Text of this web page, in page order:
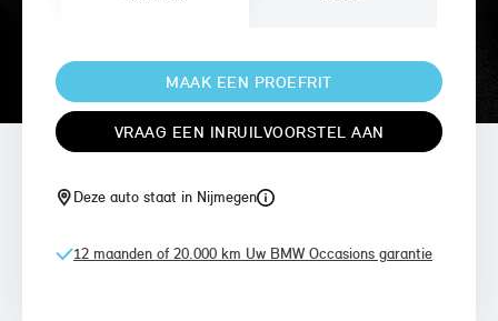
MAAK EEN PROEFRIT
VRAAG EEN INRUILVOORSTEL AAN
Deze auto staat in Nijmegen
12 maanden of 20.000 km Uw BMW Occasions garantie